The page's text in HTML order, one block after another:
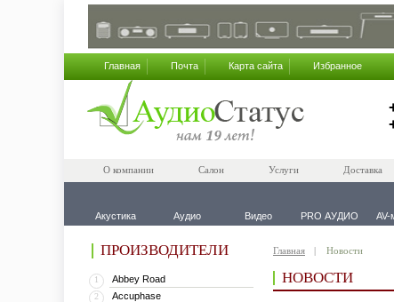
Главная Почта Карта сайта Избранное
О компании Салон Услуги Доставка
Акустика Аудио Видео PRO АУДИО AV-
ПРОИЗВОДИТЕЛИ
1 Abbey Road
2 Accuphase
Главная Новости
НОВОСТИ